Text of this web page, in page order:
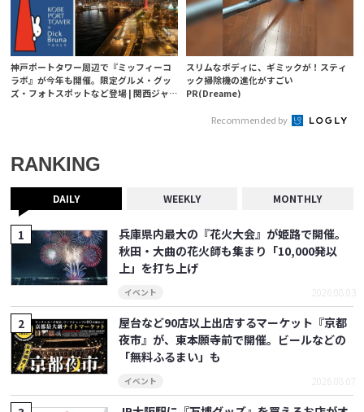
神戸ポートタワー周辺で『ミッフィーコ
ラボ』が今年も開催。限定グルメ・グッ
ズ・フォトスポットなど登場 | 関西ジャ
スリムなボディに、ギミックが！スティ
ック掃除機の進化がすごい
PR(Dreame)
Recommended by
RANKING
DAILY WEEKLY MONTHLY
兵庫県内最大の『花火大会』が姫路で開催。
秋田・大曲の花火師も集まり「10,000発以
上」を打ち上げ
イベント 2026.08.03
屋台など90店以上出店するマーケット『京都
夜市』が、東本願寺前で開催。ビールなどの
「無料ふるまい」も
イベント 2026.08.07